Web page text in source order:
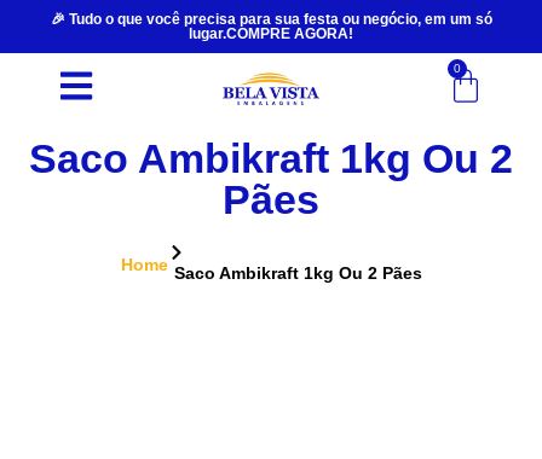
🎉 Tudo o que você precisa para sua festa ou negócio, em um só
lugar.COMPRE AGORA!
0
Saco Ambikraft 1kg Ou 2
Pães
Home Saco Ambikraft 1kg Ou 2 Pães